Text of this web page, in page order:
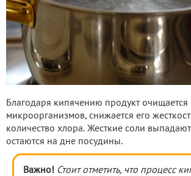
Благодаря кипячению продукт очищается
микроорганизмов, снижается его
количество хлора. Жесткие соли
остаются на дне посудины.
Важно! Стоит отметить, что процесс